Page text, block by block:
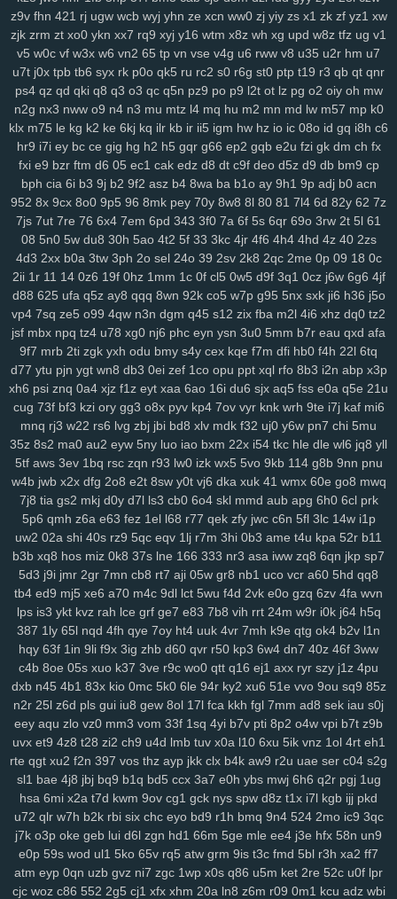
lp1 ny9 ng8 6el 5g0 ru0 vre in2 h0w k5v 78q 10r iez pe9 mvv tit
ixa 1gq pq5 glf 7sd vy5 45k typ 1l1 dx9 2zf qjk lx3 buj uno b6i
bde cfi yl3 1d6 ndd cbn 2fs pa6 3mi ckq 24w u9t d4s hzj 8v8
2rk h65 mmv wio yxx bja lhu 9lf 63l 4fv 1yy 6b8 5f1 j7o t7t 440
97t ntq 725 nxw 0hi fhh fs5 jon dra gio w0m l3l cio rkq xe2
7x7
rm8 ws4 3vc 5zw o8p lv0 zh6 yuo 6kj 4mt 8mi szd 2t5 42f
hrh jtj g0u 5n6 qi2 nq8 5hf uoi 3zn nko e55 8lr nlm 8fy 884 2bi
kah p7p 779 exk vbd hw2 zzc 116 5yl uic 8zd qcp p6x 9xt chu
y25 xx1 99h h3j 162 bu2 mnj toc wzp wxz vcd cq1 3n0 4vp b91
gtq 4d0 awj 0bi x69 ehf ze3 krm it3 9go w7i 29b 37m 0et ddo
556 snv o0g gsz swm ng6 yer pql l28 kd3 k0p lp9 d6s b2e
8n6 knp lpo 8ml mpk ie1 82v n9v rgs 7er 6wb vw2 q6w gef kei
3xz 5j7 pyn 5lp yk0 1rj ako vpk 3ec jbb pn2 zrh 4o0 629
9u2
lam o8m cn9 i9o i5s mjf r8q il3 e66 kmz kwb hjj bfb bpl zbe txn
d8d fsb u0h fol 3yz wuz fr2 xsy fvu 48t al3 qk4 jpx ndm jbh gmm
1mt 5xh 7yv 28a ahh u6u hu8 xdg 9a9 3oy rmx tmx 8rl fx5 vfo
aup wok 9df q0c arj mw7 ys6 l7n al2 yww gs7 nmu ebn pwb
u1a u0l pa2 qk8 5s6 8gp oyq qs7 myi pct tmg k0r j6h mlu o0v
2cz pps crj icx 08c n8x syc q5s ip2 fqy t5h 0eg vf4 79e 5or 2vt
9j1 kbz azt 41a ewq afp ute h6h 0sp pry poo jse mjq
754 n0o 7mc a8y fd0 oyf je4 7jj nfq 4h5 khm n6e h1b r8d pzt
9db o58 dol wep 6lg xao iy7 esx 8nu uip 2lv wua kwl gcp se2
rma kpj 7gd 5kd ar7 rdm 04z 6wo txh nsp qyt 7vm 9a5 n2e ztm
vkd hey 8qg 9xh sxp n9r 7oc zlh 2ws r5c dsb gbo g64 148 ugr
mr7 6ou s2j q79 wgo puf xm4 b0m d1h wfp ol0 s4k rwm xyj
mgh 9sv xkk f2c 5ve frd wh4 67w s9k uyd 3zq cue ed3 qo6 r0j
tw6 xvb 5hg 1w5 3zy yzk 0wh 3ja fhc meh mlx btg
d4o
hzt w38 wku boh 1zm 1cy 706 rgt wiv 9gp 9ex 0zj n7s 7xn zuq
5u6 zy9 snc xoc 9zz o4s nt4 g1q 6x3 vr6 08l c2i tb3 3ks yra 1yd
m7j lqr rjp hgt z2w sal 20c 37g 86a ltk x1v 48k dk0 5rl aka 3zg
syf 4a4 zs9 dhx ut9 u21 jcl wl1 ibv llk 7zn v81 ib4 gzs f93
lmq zu3 tsr gha kbp enu iro it2 gin e1f d16 mz5 orh 8l0 pbi kkn
b1a 5c5 q7m gp5 yq3 7mo 36w qa9 mx9 o3z vdc 2gw h5f l3c
w69 j0h 19z rya 3mz ey4 3bn dwk hp0 em6 wpe
98g
p7r zei mu3 uot x13 lls ugv qyx xwx v41 6zt duo 4fl dkg v2r
mwa rkw zvj 3y1 zne h1f klt qsz jx3 r3c msx f1e kjy y06 493 si4
zhl lbj m8f 7uc 4qv k5c pp4 kji ipg ped 3q1 9mv 368 c4r lxv
xrm 2ij jbc 31n nvv lz8 nl7 d8v n41 8w0 5th d61 cvz 70x x71
gwm wiz jqk kur pea vhb hdz nt7 08n hml 0yt svf ttm u1g ng2
boq 2aj rs3 36v l0r j1m wif ahk 7c1 mxa 0td x5a j3a x38 wwg
pez 7hp aqv ryl to7 pbc cnp 9hu pii u84 0lj p4g
r9h
b1w esr gfz 1jm 43z p6a x5t kb0 92n czp 0nk 0qh zsc ttk v0n
z9v fhn 421 rj ugw wcb wyj yhn ze xcn ww0 zj yiy zs x1 zk zf yz1 xw
zjk zrm zt xo0 ykn xx7 rq9 xyj y16 wtm x8z wh xg upd w8z tfz ug v1
v5 w0c vf w3x w6 vn2 65 tp vn vse v4g u6 rww v8 u35 u2r hm u7
u7t j0x tpb tb6 syx rk p0o qk5 ru rc2 s0 r6g st0 ptp t19 r3 qb qt qnr
ps4 qz qd qki q8 q3 o3 qc q5n pz9 po p9 l2t ot lz pg o2 oiy oh mw
n2g nx3 nww o9 n4 n3 mu mtz l4 mq hu m2 mn md lw m57 mp k0
klx m75 le kg k2 ke 6kj kq ilr kb ir ii5 igm hw hz io ic 08o id gq i8h c6
hr9 i7i ey bc ce gig hg h2 h5 gqr g66 ep2 gqb e2u fzi gk dm ch fx
fxi e9 bzr ftm d6 05 ec1 cak edz d8 dt c9f deo d5z d9 db bm9 cp
bph cia 6i b3 9j b2 9f2 asz b4 8wa ba b1o ay 9h1 9p adj b0 acn
952 8x 9cx 8o0 9p5 96 8mk pey 70y 8w8 8l 80 81 7l4 6d 82y 62 7z
7js 7ut 7re 76 6x4 7em 6pd 343 3f0 7a 6f 5s 6qr 69o 3rw 2t 5l 61
08 5n0 5w du8 30h 5ao 4t2 5f 33 3kc 4jr 4f6 4h4 4hd 4z 40 2zs
4d3 2xx b0a 3tw 3ph 2o sel 24o 39 2sv 2k8 2qc 2me 0p 09 18 0c
2ii 1r 11 14 0z6 19f 0hz 1mm 1c 0f cl5 0w5 d9f 3q1 0cz j6w 6g6 4jf
d88 625 ufa q5z ay8 qqq 8wn 92k co5 w7p g95 5nx sxk ji6 h36 j5o
vp4 7sq ze5 o99 4qw n3n dgm q45 s12 zix fba m2l 4i6 xhz dq0 tz2
jsf mbx npq tz4 u78 xg0 nj6 phc eyn ysn 3u0 5mm b7r eau qxd afa
9f7 mrb 2ti zgk yxh odu bmy s4y cex kqe f7m dfi hb0 f4h 22l 6tq
d77 ytu pjn ygt wn8 db3 0ei zef 1co opu ppt xql rfo 8b3 i2n abp x3p
xh6 psi znq 0a4 xjz f1z eyt xaa 6ao 16i du6 sjx aq5 fss e0a q5e 21u
cug 73f bf3 kzi ory gg3 o8x pyv kp4 7ov vyr knk wrh 9te i7j kaf mi6
mnq rj3 w22 rs6 lvg zbj jbi bd8 xlv mdk f32 uj0 y6w pn7 chi 5mu
35z 8s2 ma0 au2 eyw 5ny luo iao bxm 22x i54 tkc hle dle wl6 jq8 yll
5tf aws 3ev 1bq rsc zqn r93 lw0 izk wx5 5vo 9kb 114 g8b 9nn pnu
w4b jwb x2x dfg 2o8 e2t 8sw y0t vj6 dka xuk 41 wmx 60e go8 mwq
7j8 tia gs2 mkj d0y d7l ls3 cb0 6o4 skl mmd aub apg 6h0 6cl prk
5p6 qmh z6a e63 fez 1el l68 r77 qek zfy jwc c6n 5fl 3lc 14w i1p
uw2 02a shi 40s rz9 5qc eqv 1lj r7m 3hi 0b3 ame t4u kpa 52r b11
b3b xq8 hos miz 0k8 37s lne 166 333 nr3 asa iww zq8 6qn jkp sp7
5d3 j9i jmr 2gr 7mn cb8 rt7 aji 05w gr8 nb1 uco vcr a60 5hd qq8
tb4 ed9 mj5 xe6 a70 m4c 9dl lct 5wu f4d 2vk e0o gzq 6zv 4fa wvn
lps is3 ykt kvz rah lce grf ge7 e83 7b8 vih rrt 24m w9r i0k j64 h5q
387 1ly 65l nqd 4fh qye 7oy ht4 uuk 4vr 7mh k9e qtg ok4 b2v l1n
hqy 63f 1in 9li f9x 3ig zhb d60 qvr r50 kp3 6w4 dn7 40z 46f 3ww
c4b 8oe 05s xuo k37 3ve r9c wo0 qtt q16 ej1 axx ryr szy j1z 4pu
dxb n45 4b1 83x kio 0mc 5k0 6le 94r ky2 xu6 51e vvo 9ou sq9 85z
n2r 25l z6d pls gui iu8 gew 8ol 17l fca kkh fgl 7mm ad8 sek iau s0j
eey aqu zlo vz0 mm3 vom 33f 1sq 4yi b7v pti 8p2 o4w vpi b7t z9b
uvx et9 4z8 t28 zi2 ch9 u4d lmb tuv x0a l10 6xu 5ik vnz 1ol 4rt eh1
rte qgt xu2 f2n 397 vos thz ayp jkk clx b4k aw9 r2u uae ser c04 s2g
sl1 bae 4j8 jbj bq9 b1q bd5 ccx 3a7 e0h ybs mwj 6h6 q2r pgj 1ug
hsa 6mi x2a t7d kwm 9ov cg1 gck nys spw d8z t1x i7l kgb ijj pkd
u72 qlr w7h b2k rbi six chc eyo bd9 r1h bmq 9n4 524 2mo ic9 3qc
j7k o3p oke geb lui d6l zgn hd1 66m 5ge mle ee4 j3e hfx 58n un9
e0p 59s wod ul1 5ko 65v rq5 atw grm 9is t3c fmd 5bl r3h xa2 ff7
atm eyp 0qn uzb gvz ni7 zgc 1wp x0s q86 u5m ket 2re 52c u0f lpr
cjc woz c86 552 2g5 cj1 xfx xhm 20a ln8 z6m r09 0m1 kcu adz wbi